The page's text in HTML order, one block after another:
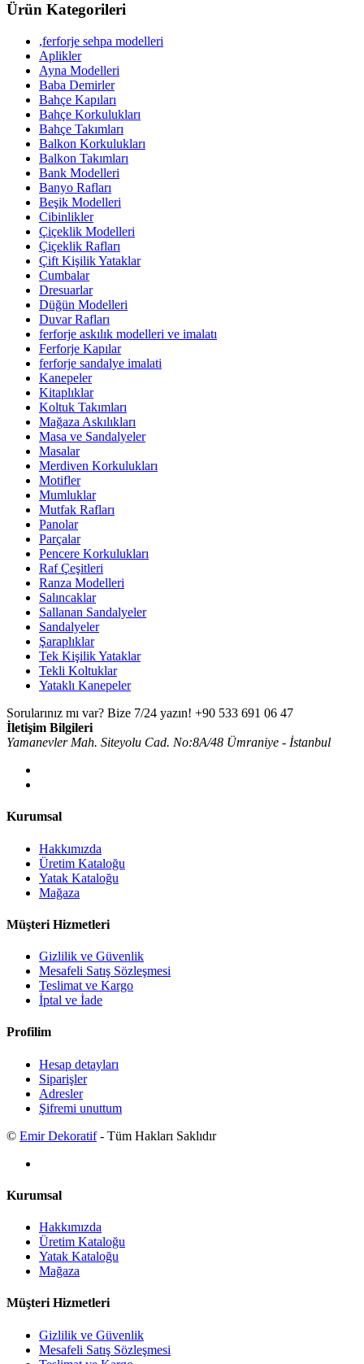
Ürün Kategorileri
,ferforje sehpa modelleri
Aplikler
Ayna Modelleri
Baba Demirler
Bahçe Kapıları
Bahçe Korkulukları
Bahçe Takımları
Balkon Korkulukları
Balkon Takımları
Bank Modelleri
Banyo Rafları
Beşik Modelleri
Cibinlikler
Çiçeklik Modelleri
Çiçeklik Rafları
Çift Kişilik Yataklar
Cumbalar
Dresuarlar
Düğün Modelleri
Duvar Rafları
ferforje askılık modelleri ve imalatı
Ferforje Kapılar
ferforje sandalye imalati
Kanepeler
Kitaplıklar
Koltuk Takımları
Mağaza Askılıkları
Masa ve Sandalyeler
Masalar
Merdiven Korkulukları
Motifler
Mumluklar
Mutfak Rafları
Panolar
Parçalar
Pencere Korkulukları
Raf Çeşitleri
Ranza Modelleri
Salıncaklar
Sallanan Sandalyeler
Sandalyeler
Şaraplıklar
Tek Kişilik Yataklar
Tekli Koltuklar
Yataklı Kanepeler
Sorularınız mı var? Bize 7/24 yazın! +90 533 691 06 47
İletişim Bilgileri
Yamanevler Mah. Siteyolu Cad. No:8A/48 Ümraniye - İstanbul
Kurumsal
Hakkımızda
Üretim Kataloğu
Yatak Kataloğu
Mağaza
Müşteri Hizmetleri
Gizlilik ve Güvenlik
Mesafeli Satış Sözleşmesi
Teslimat ve Kargo
İptal ve İade
Profilim
Hesap detayları
Siparişler
Adresler
Şifremi unuttum
© Emir Dekoratif- Tüm Hakları Saklıdır
Kurumsal
Hakkımızda
Üretim Kataloğu
Yatak Kataloğu
Mağaza
Müşteri Hizmetleri
Gizlilik ve Güvenlik
Mesafeli Satış Sözleşmesi